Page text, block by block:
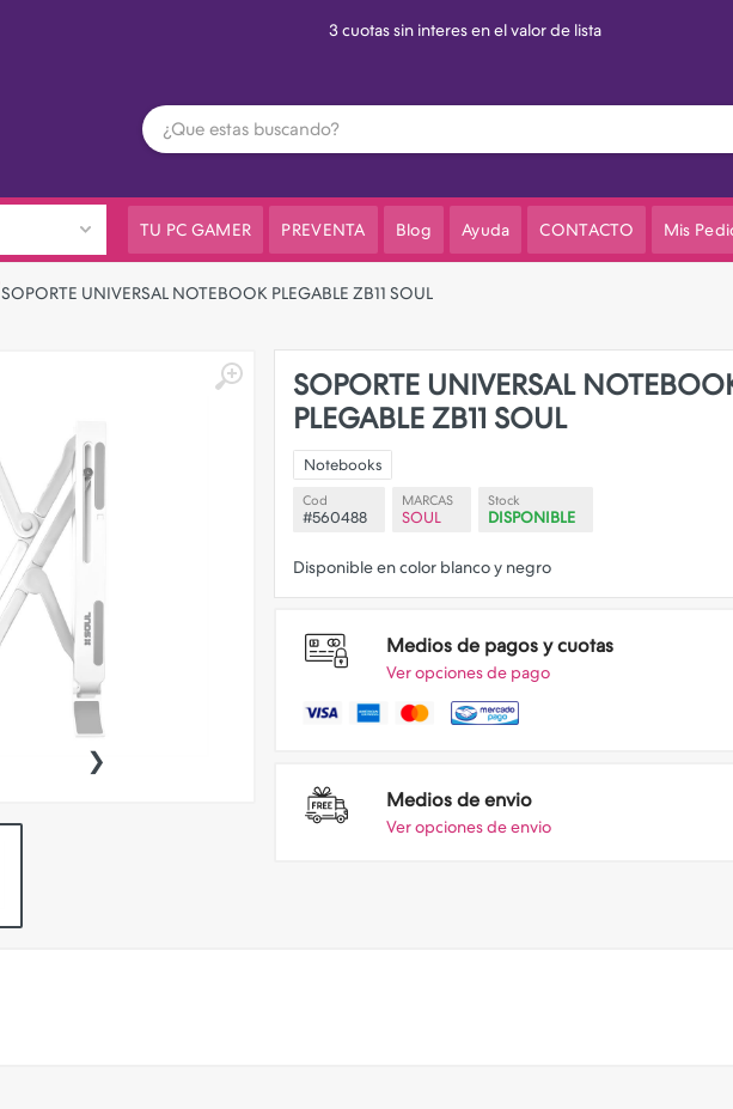
3 cuotas sin interes en el valor de lista
TU PC GAMER PREVENTA Blog Ayuda CONTACTO Mis
SOPORTE UNIVERSAL NOTEBOOK PLEGABLE ZB11 SOUL
›
SOPORTE UNIVERSAL
PLEGABLE ZB11 SOUL
Notebooks
Cod
#560488
MARCAS
SOUL
Stock
DISPONIBLE
Medios de pagos y cuotas
Ver opciones de pago
Medios de envio
Ver opciones de envio